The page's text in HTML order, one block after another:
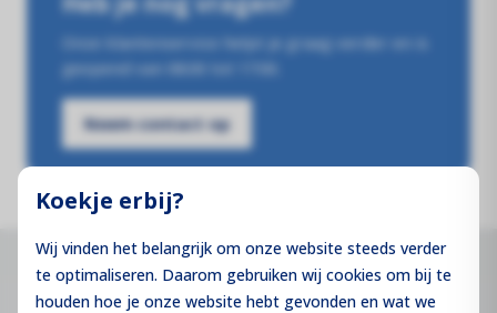
Koekje erbij?
Wij vinden het belangrijk om onze website steeds verder
te optimaliseren. Daarom gebruiken wij cookies om bij te
houden hoe je onze website hebt gevonden en wat we
Montage Materiaal
De fundering van jouw zonne-installatie!
Offerte aanvraag
Registreren
Contact
Login
Onze klantenservice helpt je graag verder en is
geopend van 08:00 tot 17:00.
Neem contact op
Contact